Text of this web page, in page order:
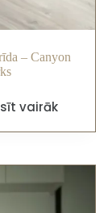
– Canyon
vairāk